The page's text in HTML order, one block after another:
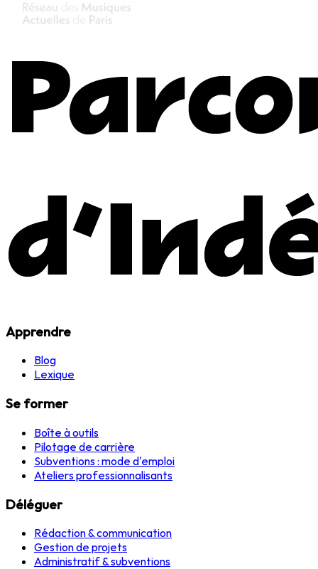
Apprendre
Blog
Lexique
Se former
Boîte à outils
Pilotage de carrière
Subventions : mode d'emploi
Ateliers professionnalisants
Déléguer
Rédaction & communication
Gestion de projets
Administratif & subventions